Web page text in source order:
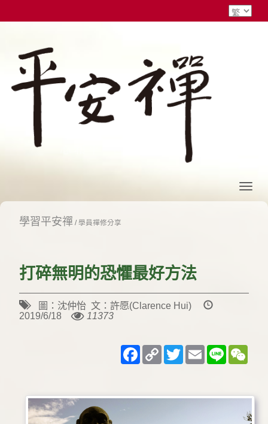
學習平安禪/學員禪修分享
打碎無明的恐懼最好方法
圖：沈仲怡 文：許愿(Clarence Hui)
2019/6/18
11373
Facebook
Copy
Link
TwitterEmailLine